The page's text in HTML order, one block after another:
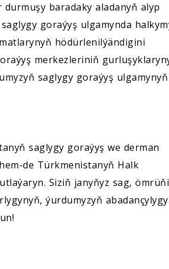
baradaky aladanyň alyp
goraýyş ulgamynda
hödürlenilýändigini
merkezleriniň
saglygy goraýyş ulgamynyň
saglygy goraýyş we derman
de Türkmenistanyň Halk
Siziň janyňyz sag,
ýurdumyzyň